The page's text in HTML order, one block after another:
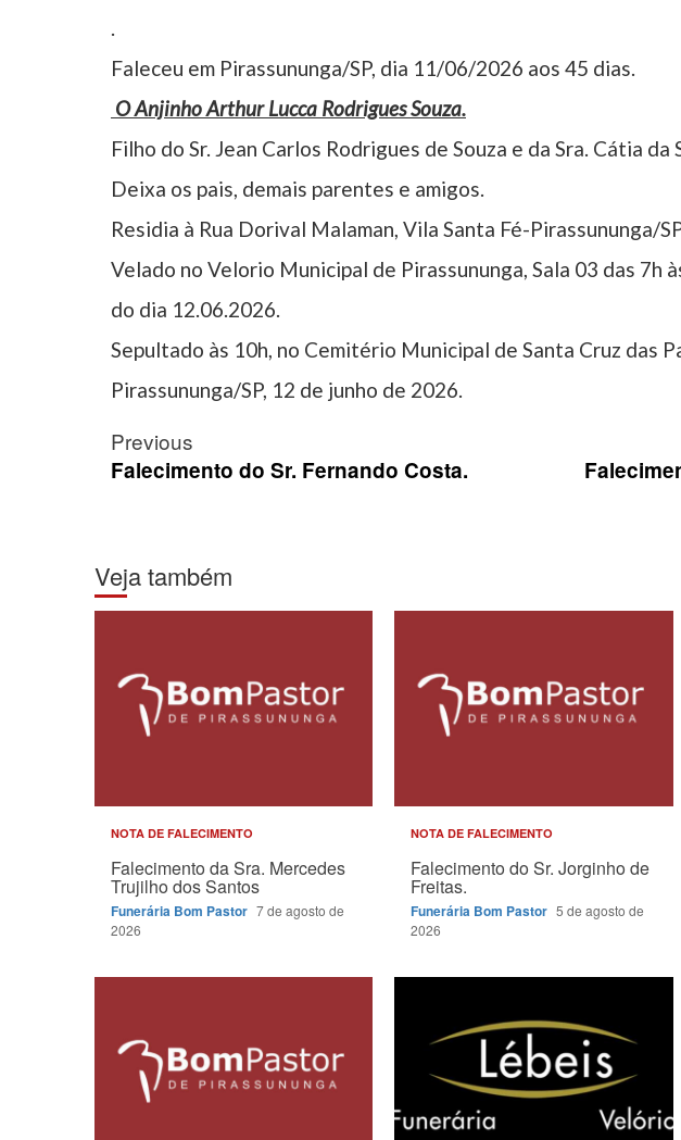
.
Faleceu em Pirassununga/SP, dia 11/06/2026 aos 45 dias.
O Anjinho Arthur Lucca Rodrigues Souza.
Filho do Sr. Jean Carlos Rodrigues de Souza e da Sra. Cátia da
Deixa os pais, demais parentes e amigos.
Residia à Rua Dorival Malaman, Vila Santa Fé-Pirassununga/
Velado no Velorio Municipal de Pirassununga, Sala 03 das 7h
do dia 12.06.2026.
Sepultado às 10h, no Cemitério Municipal de Santa Cruz das
Pirassununga/SP, 12 de junho de 2026.
Post
navigation
Previous
Falecimento do Sr. Fernando Costa.
Veja também
NOTA DE FALECIMENTO
Falecimento da Sra. Mercedes
Trujilho dos Santos
Funerária Bom Pastor 7 de agosto de
2026
NOTA DE FALECIMENTO
Falecimento do Sr. Jorginho de
Freitas.
Funerária Bom Pastor 5 de agosto de
2026